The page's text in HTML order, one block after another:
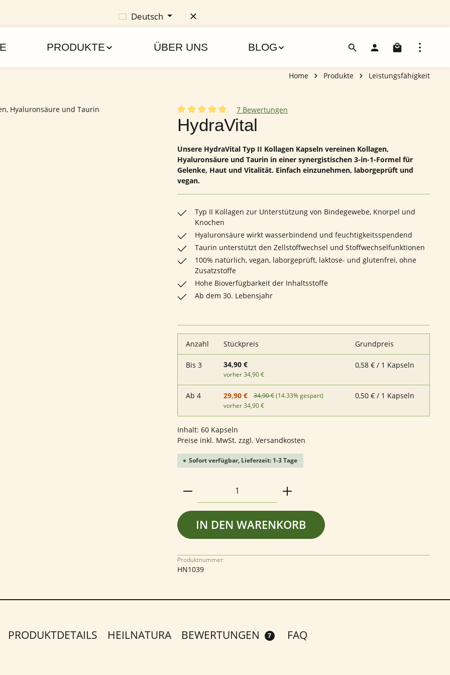
Deutsch
PRODUKTE ÜBER UNS BLOG
Home Produkte Leistungsfähigkeit
Durchschnittliche Bewertung von 5 von 5 Sternen
7 Bewertungen
HydraVital
Unsere HydraVital Typ II Kollagen Kapseln vereinen Kollagen,
Hyaluronsäure und Taurin in einer synergistischen 3-in-1-Formel für
Gelenke, Haut und Vitalität. Einfach einzunehmen, laborgeprüft und
vegan.
Typ II Kollagen zur Unterstützung von Bindegewebe, Knorpel und
Knochen
Hyaluronsäure wirkt wasserbindend und feuchtigkeitsspendend
Taurin unterstützt den Zellstoffwechsel und Stoffwechselfunktionen
100% natürlich, vegan, laborgeprüft, laktose- und glutenfrei, ohne
Zusatzstoffe
Hohe Bioverfügbarkeit der Inhaltsstoffe
Ab dem 30. Lebensjahr
Anzahl Stückpreis Grundpreis
Bis 3 34,90 €
vorher 34,90 €
0,58 € / 1 Kapseln
Ab 4 29,90 € 34,90 €(14.33% gespart)
vorher 34,90 €
0,50 € / 1 Kapseln
Inhalt: 60 Kapseln
Preise inkl. MwSt. zzgl. Versandkosten
Sofort verfügbar, Lieferzeit: 1-3 Tage
Produkt Anzahl: Gib den gewünschten Wert
IN DEN WARENKORB
Produktnummer:
HN1039
PRODUKTDETAILS HEILNATURA BEWERTUNGEN 7 FAQ